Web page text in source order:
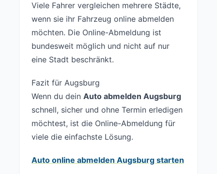
Viele Fahrer vergleichen mehrere Städte,
wenn sie ihr Fahrzeug online abmelden
möchten. Die Online-Abmeldung ist
bundesweit möglich und nicht auf nur
eine Stadt beschränkt.
Fazit für Augsburg
Wenn du dein Auto abmelden Augsburg
schnell, sicher und ohne Termin erledigen
möchtest, ist die Online-Abmeldung für
viele die einfachste Lösung.
Auto online abmelden Augsburg starten